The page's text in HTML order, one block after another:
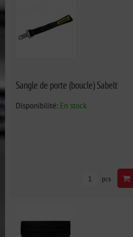
Sangle de porte (boucle) Sabelt
Disponibilité: En stock
pcs